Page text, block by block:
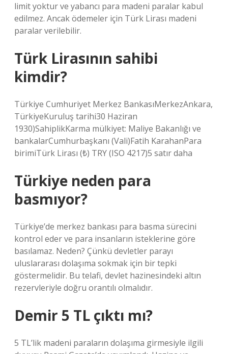
limit yoktur ve yabancı para madeni paralar kabul
edilmez. Ancak ödemeler için Türk Lirası madeni
paralar verilebilir.
Türk Lirasının sahibi
kimdir?
Türkiye Cumhuriyet Merkez BankasıMerkezAnkara,
TürkiyeKuruluş tarihi30 Haziran
1930)SahiplikKarma mülkiyet: Maliye Bakanlığı ve
bankalarCumhurbaşkanı (Vali)Fatih KarahanPara
birimiTürk Lirası (₺) TRY (ISO 4217)5 satır daha
Türkiye neden para
basmıyor?
Türkiye’de merkez bankası para basma sürecini
kontrol eder ve para insanların isteklerine göre
basılamaz. Neden? Çünkü devletler parayı
uluslararası dolaşıma sokmak için bir tepki
göstermelidir. Bu telafi, devlet hazinesindeki altın
rezervleriyle doğru orantılı olmalıdır.
Demir 5 TL çıktı mı?
5 TL’lik madeni paraların dolaşıma girmesiyle ilgili